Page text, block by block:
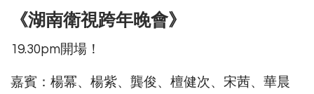
《湖南衛視跨年晚會》
19.30pm開場！
嘉賓：楊冪、楊紫、龔俊、檀健次、宋茜、華晨